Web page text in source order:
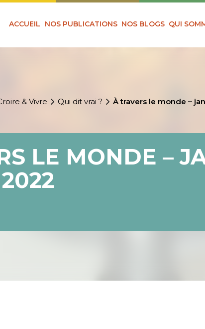
ACCUEIL NOS PUBLICATIONS NOS BLOGS QUI
& Vivre Qui dit vrai ? À travers le monde –
LE MONDE –